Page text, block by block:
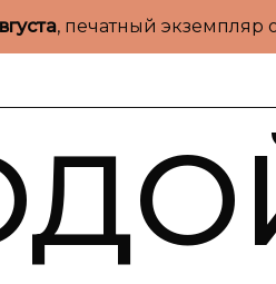
, печатный экземпляр